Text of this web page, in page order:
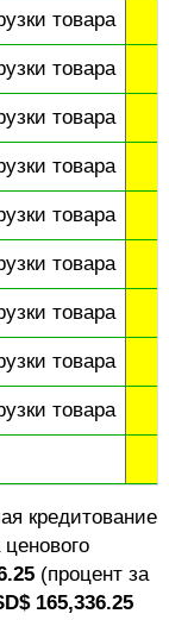
товара
товара
товара
товара
товара
товара
товара
товара
товара
кредитование
(процент за
165,336.25